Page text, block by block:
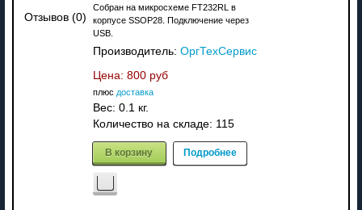
Отзывов (0)
Собран на микросхеме FT232RL в
корпусе SSOP28. Подключение через
USB.
Производитель: ОргТехСервис
Цена: 800 руб
плюс доставка
Вес: 0.1 кг.
Количество на складе: 115
В корзину Подробнее